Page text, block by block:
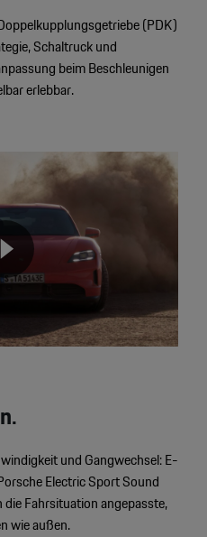
(PDK)
Schaltruck und
beim Beschleunigen
erlebbar.
None
und Gangwechsel: E-
Electric Sport Sound
Fahrsituation angepasste,
wie außen.